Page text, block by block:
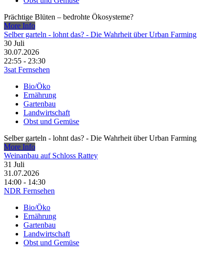
Prächtige Blüten – bedrohte Ökosysteme?
More Info
Selber garteln - lohnt das? - Die Wahrheit über Urban Farming
30 Juli
30.07.2026
22:55 - 23:30
3sat Fernsehen
Bio/Öko
Ernährung
Gartenbau
Landwirtschaft
Obst und Gemüse
Selber garteln - lohnt das? - Die Wahrheit über Urban Farming
More Info
Weinanbau auf Schloss Rattey
31 Juli
31.07.2026
14:00 - 14:30
NDR Fernsehen
Bio/Öko
Ernährung
Gartenbau
Landwirtschaft
Obst und Gemüse